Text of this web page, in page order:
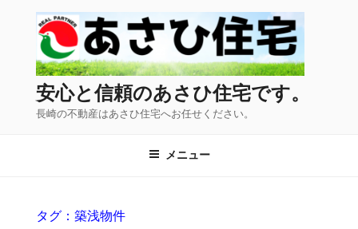
安心と信頼のあさひ住宅です。
長崎の不動産はあさひ住宅へお任せください。
メニュー
タグ：築浅物件